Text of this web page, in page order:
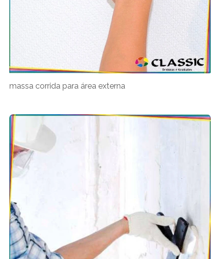
massa corrida para área externa